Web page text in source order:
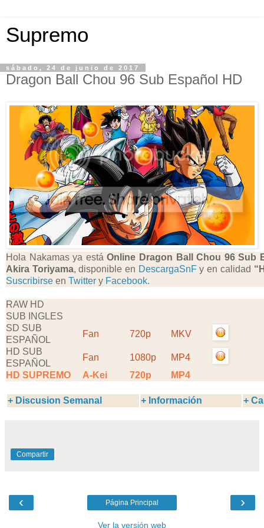
Supremo
sábado, 24 de junio de 2017
Dragon Ball Chou 96 Sub Español HD
Hola Nakamas ya estáOnline Dragon Ball Chou 96 Sub
Akira Toriyama, disponible en DescargaSnF y en calidad
Suscribirse en Twitter y Facebook.
RAW HD
SUB INGLES
SD SUB
ESPAÑOL
Fan 720p
MKV
HD SUB
ESPAÑOL
Fan 1080p
MP4
HD SUPREMO
A-Kei 720p MP4
+ Discusion Semanal + Información +
Compartir
‹ ›
Página Principal
Ver la versión web